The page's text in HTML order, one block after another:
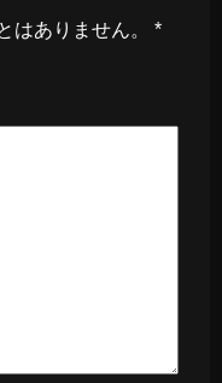
はありません。
*